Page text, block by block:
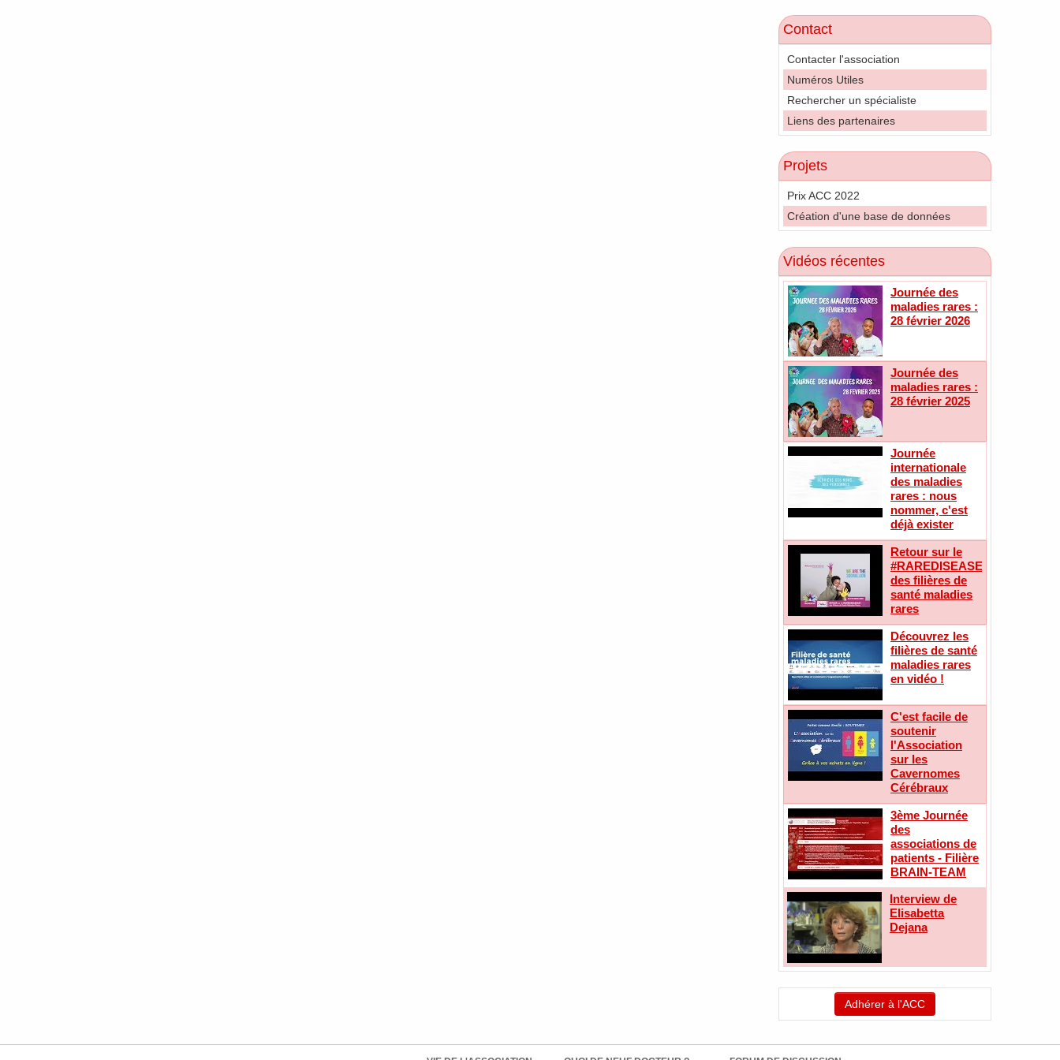
Contact
Contacter l'association
Numéros Utiles
Rechercher un spécialiste
Liens des partenaires
Projets
Prix ACC 2022
Création d'une base de données
Vidéos récentes
Journée des
maladies rares :
28 février 2026
Journée des
maladies rares :
28 février 2025
Journée
internationale
des maladies
rares : nous
nommer, c'est
déjà exister
Retour sur le
#RAREDISEASEDAY
des filières de
santé maladies
rares
Découvrez les
filières de santé
maladies rares
en vidéo !
C'est facile de
soutenir
l'Association
sur les
Cavernomes
Cérébraux
3ème Journée
des
associations de
patients - Filière
BRAIN-TEAM
Interview de
Elisabetta
Dejana
Adhérer à l'ACC